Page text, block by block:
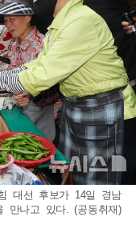
대선 후보가 14일 경남
만나고 있다. (공동취재)